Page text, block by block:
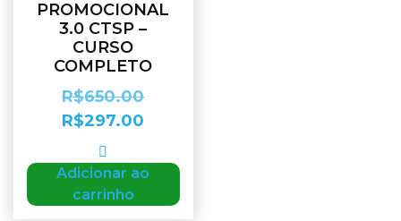
PROMOCIONAL
3.0 CTSP –
CURSO
COMPLETO
R$650.00
R$297.00
Adicionar ao
carrinho